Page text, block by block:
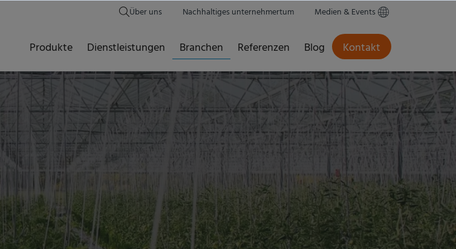
Über uns Nachhaltiges unternehmertum Medien & Events
Produkte Dienstleistungen Branchen Referenzen Blog Kontakt